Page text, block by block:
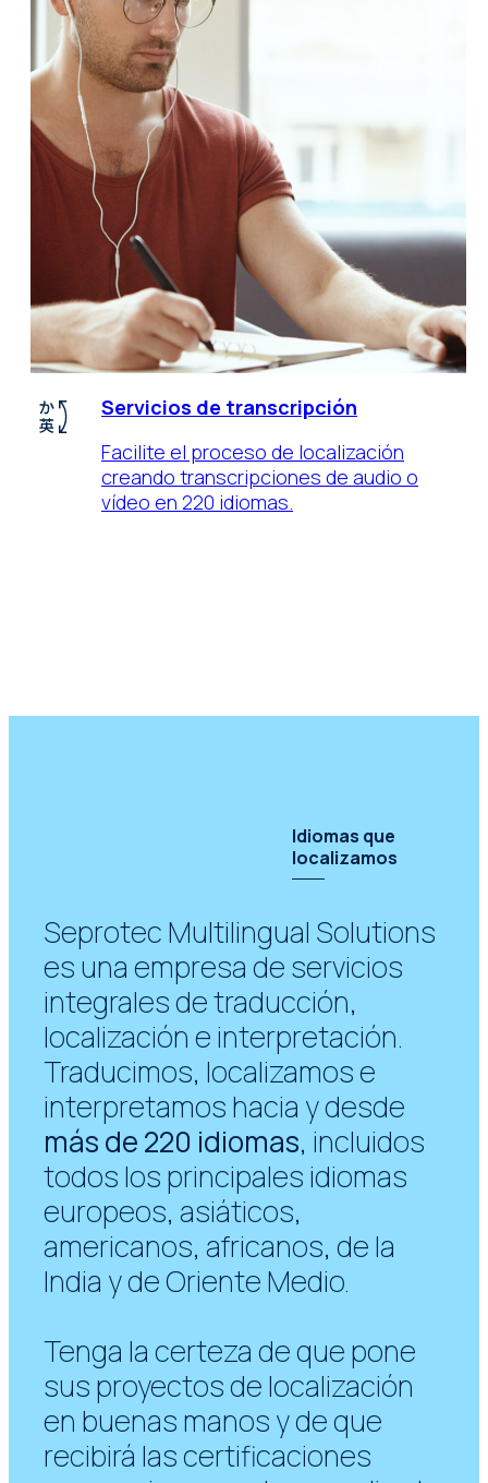
Servicios de transcripción
Facilite el proceso de localización
creando transcripciones de audio o
vídeo en 220 idiomas.
Idiomas que
localizamos
Seprotec Multilingual Solutions
es una empresa de servicios
integrales de traducción,
localización e interpretación.
Traducimos, localizamos e
interpretamos hacia y desde
más de 220 idiomas, incluidos
todos los principales idiomas
europeos, asiáticos,
americanos, africanos, de la
India y de Oriente Medio.
Tenga la certeza de que pone
sus proyectos de localización
en buenas manos y de que
recibirá las certificaciones